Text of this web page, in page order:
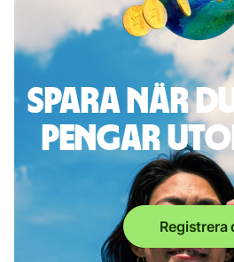
Spara när
pengar
Registrera